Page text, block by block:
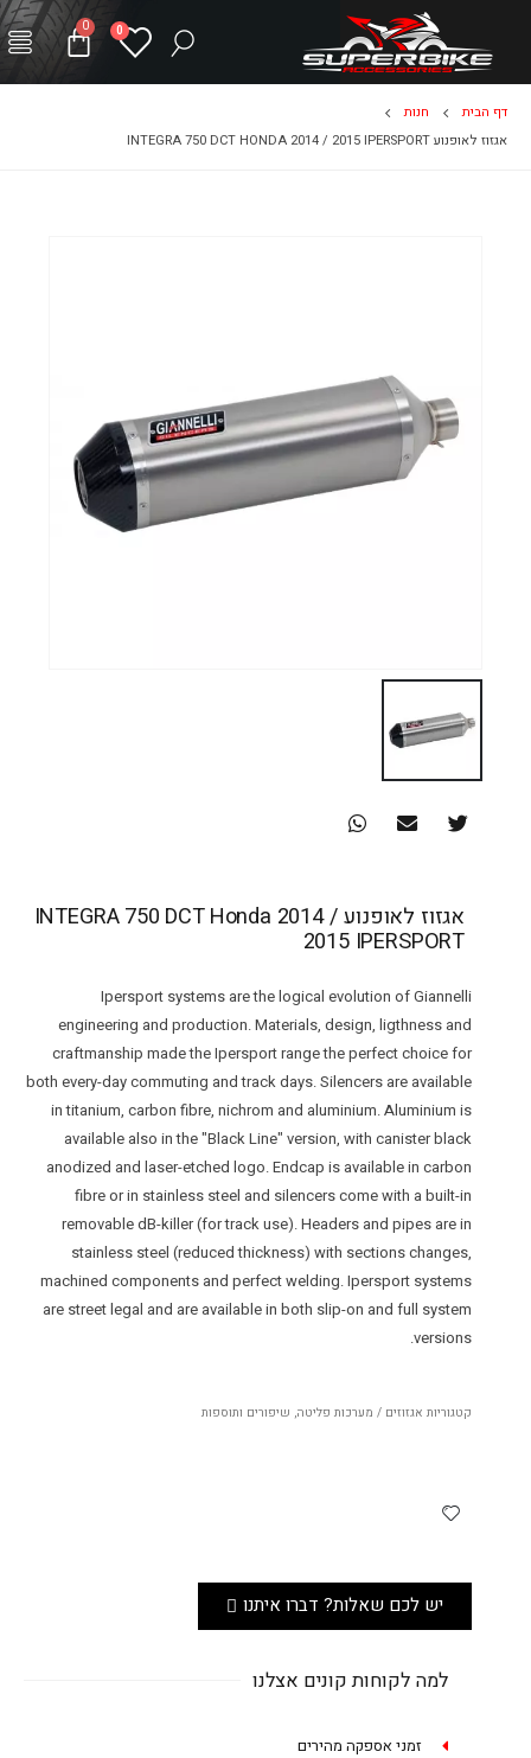
0
0
דף הבית
חנות
אגזוז לאופנוע INTEGRA 750 DCT HONDA 2014 / 2015 IPERSPORT
אגזוז לאופנוע INTEGRA 750 DCT Honda 2014 /
2015 IPERSPORT
Ipersport systems are the logical evolution of Giannelli
engineering and production. Materials, design, ligthness and
craftmanship made the Ipersport range the perfect choice for
both every-day commuting and track days. Silencers are available
in titanium, carbon fibre, nichrom and aluminium. Aluminium is
available also in the "Black Line" version, with canister black
anodized and laser-etched logo. Endcap is available in carbon
fibre or in stainless steel and silencers come with a built-in
removable dB-killer (for track use). Headers and pipes are in
stainless steel (reduced thickness) with sections changes,
machined components and perfect welding. Ipersport systems
are street legal and are available in both slip-on and full system
versions.
קטגוריות אגזוזים / מערכות פליטה, שיפורים ותוספות
יש לכם שאלות? דברו איתנו
למה לקוחות קונים אצלנו
זמני אספקה מהירים